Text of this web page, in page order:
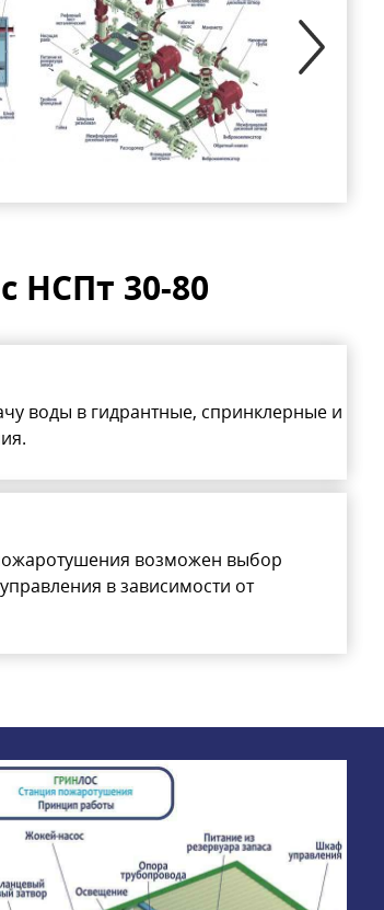
НСПт 30-80
воды в гидрантные, спринклерные и
возможен выбор
в зависимости от